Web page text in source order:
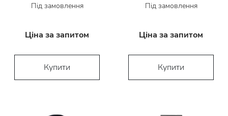
Під замовлення
Ціна за запитом
Купити
Під замовлення
Ціна за запитом
Купити